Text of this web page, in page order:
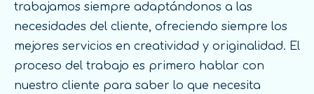
trabajamos siempre adaptándonos a las
necesidades del cliente, ofreciendo siempre los
mejores servicios en creatividad y originalidad. El
proceso del trabajo es primero hablar con
nuestro cliente para saber lo que necesita